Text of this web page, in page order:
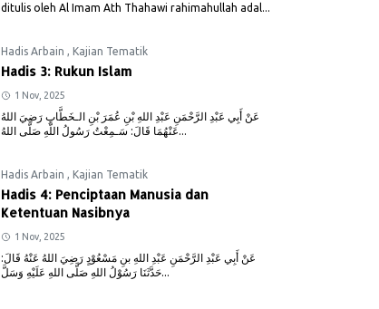
ditulis oleh Al Imam Ath Thahawi rahimahullah adal...
Hadis Arbain , Kajian Tematik
Hadis 3: Rukun Islam
1 Nov, 2025
عَنْ أَبِي عَبْدِ الرَّحْمَنِ عَبْدِ اللهِ بْنِ عُمَرَ بْنِ الـخَطَّابِ رَضِيَ اللهُ
عَنْهُمَا قَالَ: سَـمِعْتُ رَسُولُ اللَّهِ صَلَّى اللهُ...
Hadis Arbain , Kajian Tematik
Hadis 4: Penciptaan Manusia dan
Ketentuan Nasibnya
1 Nov, 2025
عَنْ أَبِي عَبْدِ الرَّحْمَنِ عَبْدِ اللهِ بنِ مَسْعُوْدٍ رَضِيَ اللهُ عَنْهُ قَالَ:
حَدَّثَنَا رَسُوْلُ اللهِ صَلَّى اللهِ عَلَيْهِ وَسَلَّ...